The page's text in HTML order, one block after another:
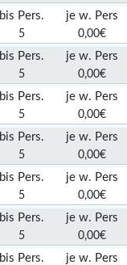
bis Pers. je w. Pers
5 0,00€
bis Pers. je w. Pers
5 0,00€
bis Pers. je w. Pers
5 0,00€
bis Pers. je w. Pers
5 0,00€
bis Pers. je w. Pers
5 0,00€
bis Pers. je w. Pers
5 0,00€
bis Pers. je w. Pers